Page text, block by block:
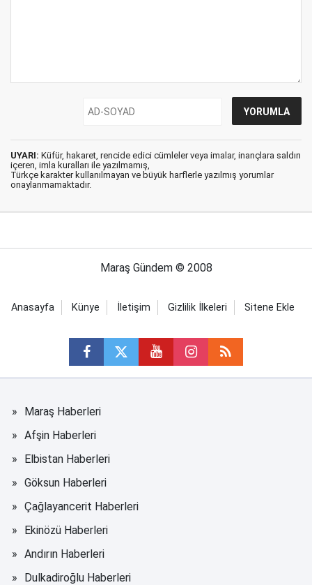
UYARI: Küfür, hakaret, rencide edici cümleler veya imalar, inançlara saldırı
içeren, imla kuralları ile yazılmamış,
Türkçe karakter kullanılmayan ve büyük harflerle yazılmış yorumlar
onaylanmamaktadır.
Maraş Gündem © 2008
Anasayfa Künye İletişim Gizlilik İlkeleri Sitene Ekle
Maraş Haberleri
Afşin Haberleri
Elbistan Haberleri
Göksun Haberleri
Çağlayancerit Haberleri
Ekinözü Haberleri
Andırın Haberleri
Dulkadiroğlu Haberleri